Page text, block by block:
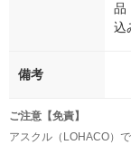
品
込
備考
ご注意【免責】
アスクル（LOHACO）